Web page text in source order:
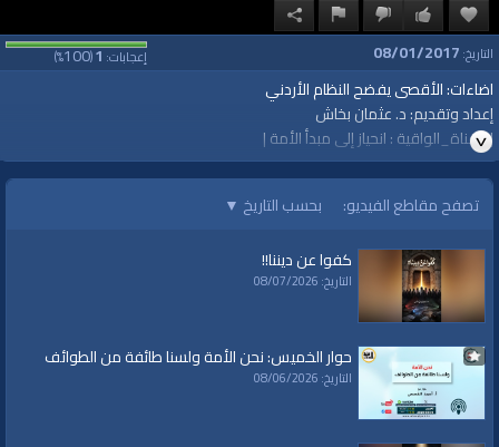
إعجابات:1
(
100
%) التاريخ: 08/01/2017
اضاءات: الأقصى يفضح النظام الأردني
إعداد وتقديم: د. عثمان بخاش
| #قناة_الواقية : انحياز إلى مبدأ الأمة |
الفئات:
أرشيف الواقية»إضاءات
العلامات:الواقية،|قناة|الواقية|الأقصى
الإسرائيلة|نتنياهو
تصفح مقاطع الفيديو: بحسب التاريخ ▼
كفوا عن ديننا!!
التاريخ: 08/07/2026
حوار الخميس: نحن الأمة ولسنا طائفة من الطوائف
التاريخ: 08/06/2026